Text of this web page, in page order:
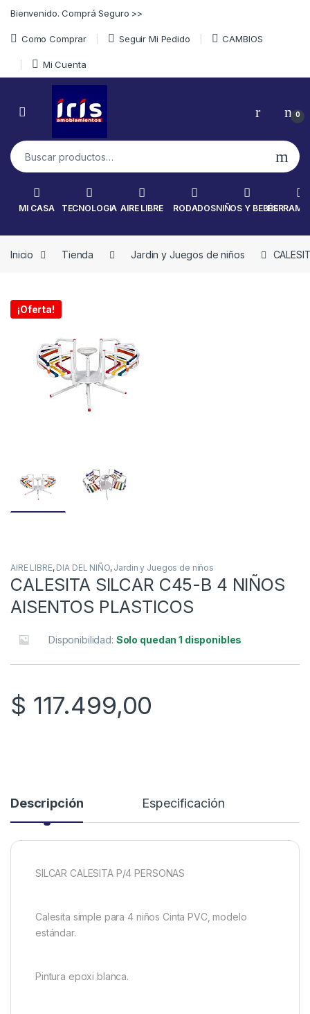
Bienvenido. Comprá Seguro >>
Como Comprar Seguir Mi Pedido CAMBIOS
Mi Cuenta
0
Buscar por:
MI CASA TECNOLOGIA AIRE LIBRE RODADOSNIÑOS Y BEBÉS
Inicio Tienda Jardin y Juegos de niños
¡Oferta!
AIRE LIBRE, DIA DEL NIÑO, Jardin y Juegos de niños
CALESITA SILCAR C45-B 4 NIÑOS
AISENTOS PLASTICOS
Disponibilidad: Solo quedan 1 disponibles
$ 117.499,00
Descripción Especificación
SILCAR CALESITA P/4 PERSONAS
Calesita simple para 4 niños Cinta PVC, modelo
estándar.
Pintura epoxi blanca.